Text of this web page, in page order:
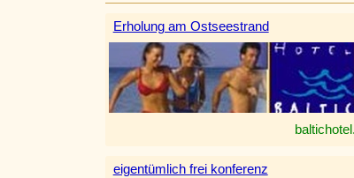
Erholung am Ostseestrand
eigentümlich frei konferenz